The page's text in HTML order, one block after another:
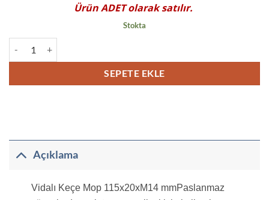
ÜrünADETolarak satılır.
Stokta
SEPETE EKLE
Açıklama
Vidalı Keçe Mop 115x20xM14 mmPaslanmaz